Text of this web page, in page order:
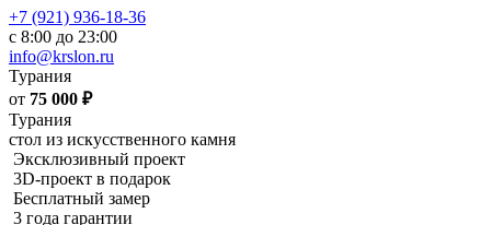
+7 (921) 936-18-36
с 8:00 до 23:00
info@krslon.ru
Турания
от 75 000 ₽
Турания
стол из искусственного камня
Эксклюзивный проект
3D-проект в подарок
Бесплатный замер
3 года гарантии